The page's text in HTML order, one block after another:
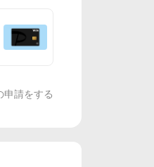
申請をする